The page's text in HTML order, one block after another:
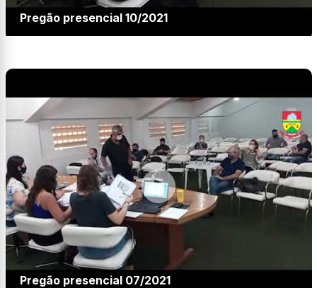
Pregão presencial 10/2021
Pregão presencial 07/2021